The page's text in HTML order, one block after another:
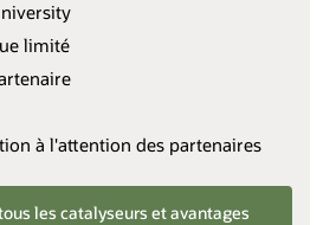
limité
à l'attention des partenaires
les catalyseurs et avantages